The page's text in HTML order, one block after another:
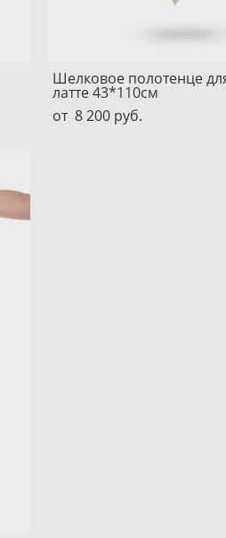
Шелковое полотенце
латте 43*110см
от 8 200 pуб.